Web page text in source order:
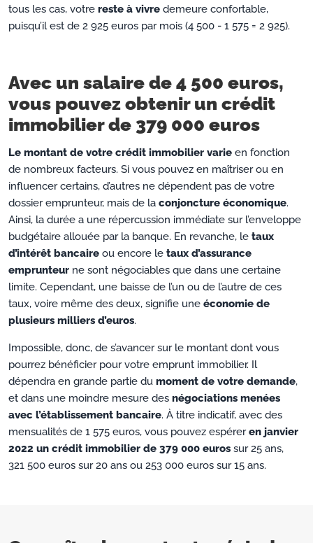
tous les cas, votre reste à vivre demeure confortable,
puisqu’il est de 2 925 euros par mois (4 500 - 1 575 = 2 925).
Avec un salaire de 4 500 euros,
vous pouvez obtenir un crédit
immobilier de 379 000 euros
Le montant de votre crédit immobilier varie en fonction
de nombreux facteurs. Si vous pouvez en maîtriser ou en
influencer certains, d’autres ne dépendent pas de votre
dossier emprunteur, mais de la conjoncture économique.
Ainsi, la durée a une répercussion immédiate sur l’enveloppe
budgétaire allouée par la banque. En revanche, le taux
d’intérêt bancaire ou encore le taux d’assurance
emprunteur ne sont négociables que dans une certaine
limite. Cependant, une baisse de l’un ou de l’autre de ces
taux, voire même des deux, signifie une économie de
plusieurs milliers d’euros.
Impossible, donc, de s’avancer sur le montant dont vous
pourrez bénéficier pour votre emprunt immobilier. Il
dépendra en grande partie du moment de votre demande,
et dans une moindre mesure des négociations menées
avec l’établissement bancaire. À titre indicatif, avec des
mensualités de 1 575 euros, vous pouvez espéreren janvier
2022 un crédit immobilier de 379 000 euros sur 25 ans,
321 500 euros sur 20 ans ou 253 000 euros sur 15 ans.